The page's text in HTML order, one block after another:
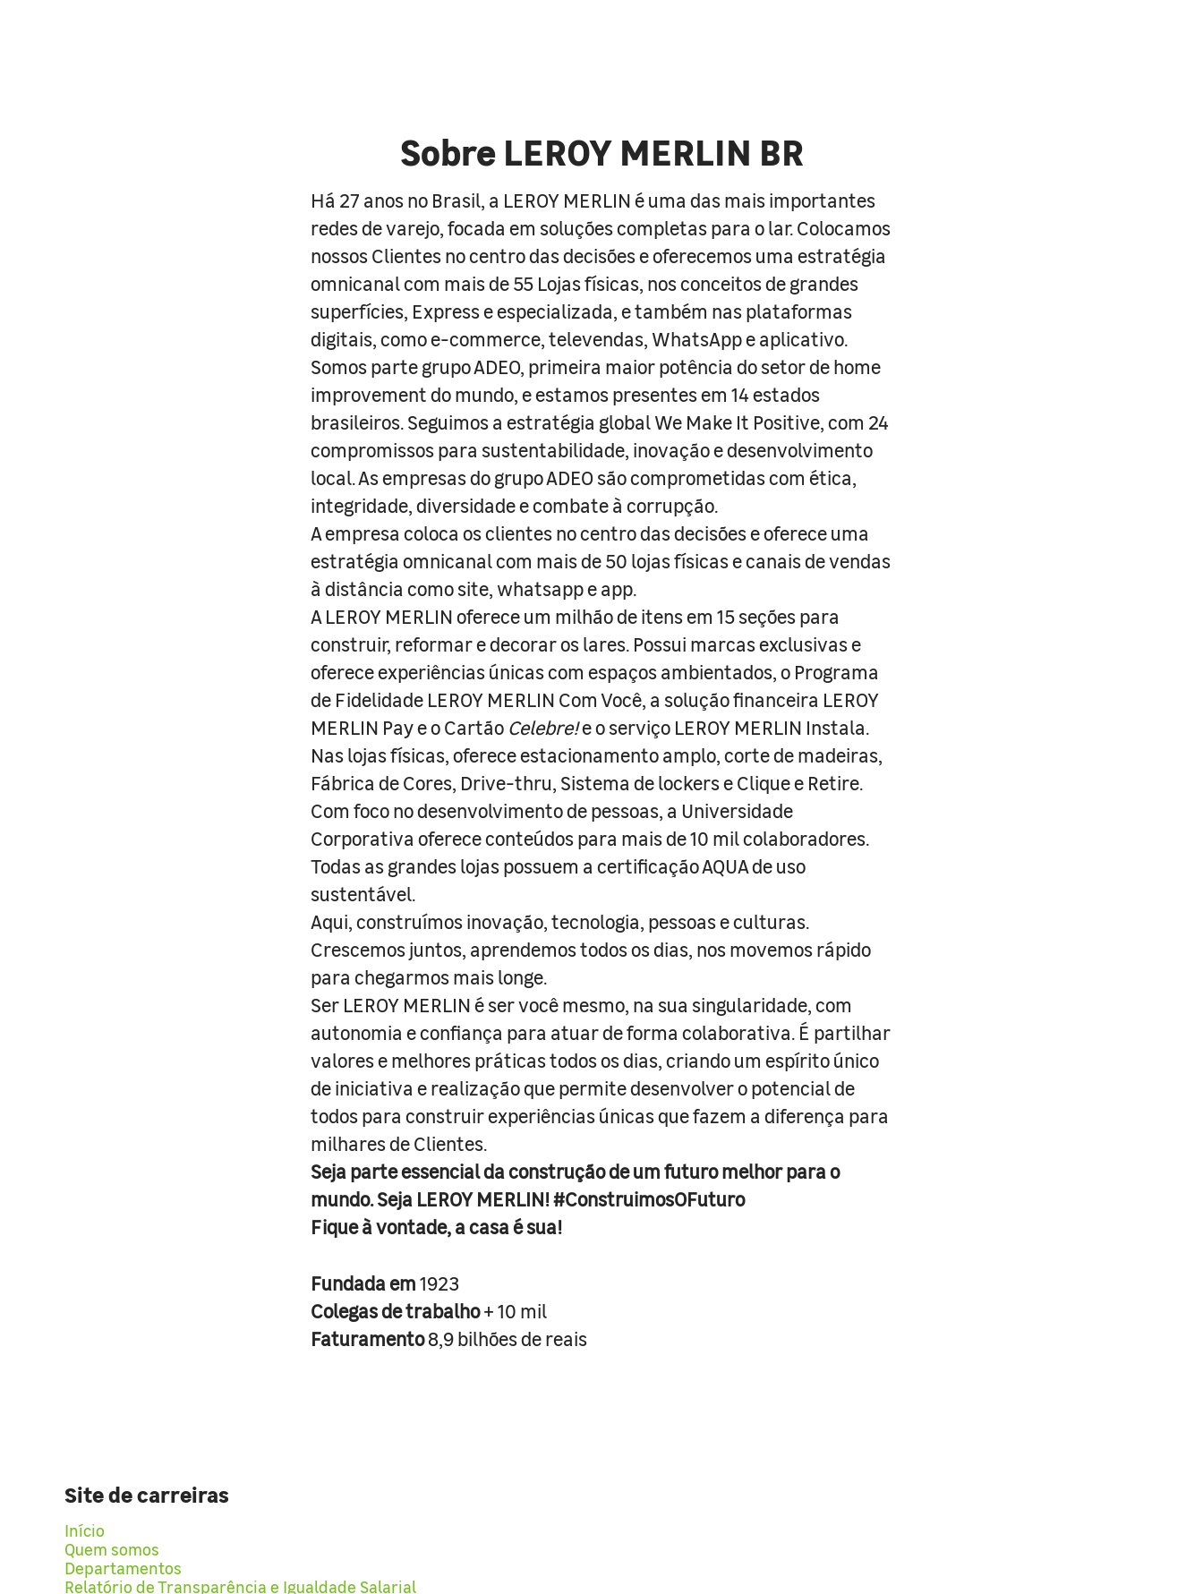
Sobre LEROY MERLIN BR
Há 27 anos no Brasil, a LEROY MERLIN é uma das mais importantes
redes de varejo, focada em soluções completas para o lar. Colocamos
nossos Clientes no centro das decisões e oferecemos uma estratégia
omnicanal com mais de 55 Lojas físicas, nos conceitos de grandes
superfícies, Express e especializada, e também nas plataformas
digitais, como e-commerce, televendas, WhatsApp e aplicativo.
Somos parte grupo ADEO, primeira maior potência do setor de home
improvement do mundo, e estamos presentes em 14 estados
brasileiros. Seguimos a estratégia global We Make It Positive, com 24
compromissos para sustentabilidade, inovação e desenvolvimento
local. As empresas do grupo ADEO são comprometidas com ética,
integridade, diversidade e combate à corrupção.
A empresa coloca os clientes no centro das decisões e oferece uma
estratégia omnicanal com mais de 50 lojas físicas e canais de vendas
à distância como site, whatsapp e app.
A LEROY MERLIN oferece um milhão de itens em 15 seções para
construir, reformar e decorar os lares. Possui marcas exclusivas e
oferece experiências únicas com espaços ambientados, o Programa
de Fidelidade LEROY MERLIN Com Você, a solução financeira LEROY
MERLIN Pay e o Cartão Celebre!e o serviço LEROY MERLIN Instala.
Nas lojas físicas, oferece estacionamento amplo, corte de madeiras,
Fábrica de Cores, Drive-thru, Sistema de lockers e Clique e Retire.
Com foco no desenvolvimento de pessoas, a Universidade
Corporativa oferece conteúdos para mais de 10 mil colaboradores.
Todas as grandes lojas possuem a certificação AQUA de uso
sustentável.
Aqui, construímos inovação, tecnologia, pessoas e culturas.
Crescemos juntos, aprendemos todos os dias, nos movemos rápido
para chegarmos mais longe.
Ser LEROY MERLIN é ser você mesmo, na sua singularidade, com
autonomia e confiança para atuar de forma colaborativa. É partilhar
valores e melhores práticas todos os dias, criando um espírito único
de iniciativa e realização que permite desenvolver o potencial de
todos para construir experiências únicas que fazem a diferença para
milhares de Clientes.
Seja parte essencial da construção de um futuro melhor para o
mundo. Seja LEROY MERLIN! #ConstruimosOFuturo
Fique à vontade, a casa é sua!
Fundada em1923
Colegas de trabalho+ 10 mil
Faturamento8,9 bilhões de reais
Site de carreiras
Início
Quem somos
Departamentos
Relatório de Transparência e Igualdade Salarial